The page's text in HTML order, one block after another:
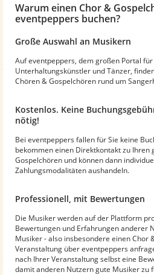
Warum einen Chor &
eventpeppers buchen?
Große Auswahl an Musikern
Auf eventpeppers, dem großen Portal
Unterhaltungskünstler und Tänzer,
Chören & Gospelchören rund um
Kostenlos. Keine
nötig!
Bei eventpeppers fallen für Sie keine
bekommen einen Direktkontakt zu Ihren
Gospelchören und können dann
Zahlungsmodalitäten aushandeln.
Professionell, mit Bewertungen
Die Musiker werden auf der Plattform
Bewertungen und Erfahrungen anderer
Musiker - also insbesondere einen Chor
Veranstaltung über eventpeppers
nach Ihrer Veranstaltung selbst eine
damit anderen Nutzern gute Musiker zu